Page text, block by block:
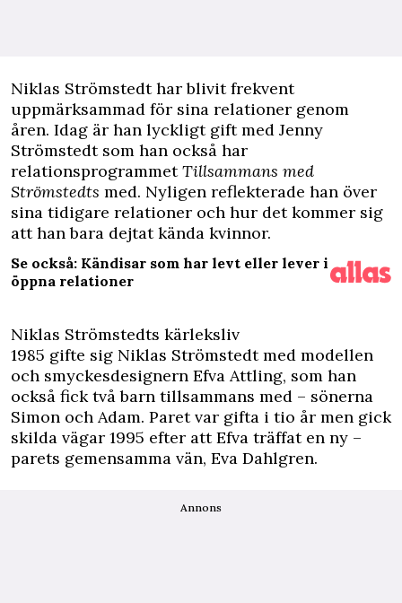
Niklas Strömstedt har blivit frekvent
uppmärksammad för sina relationer genom
åren. Idag är han lyckligt gift med Jenny
Strömstedt som han också har
relationsprogrammetTillsammans med
Strömstedts med. Nyligen reflekterade han över
sina tidigare relationer och hur det kommer sig
att han bara dejtat kända kvinnor.
Se också: Kändisar som har levt eller lever i
öppna relationer
Niklas Strömstedts kärleksliv
1985 gifte sig Niklas Strömstedt med modellen
och smyckesdesignern Efva Attling, som han
också fick två barn tillsammans med – sönerna
Simon och Adam. Paret var gifta i tio år men gick
skilda vägar 1995 efter att Efva träffat en ny –
parets gemensamma vän, Eva Dahlgren.
Annons